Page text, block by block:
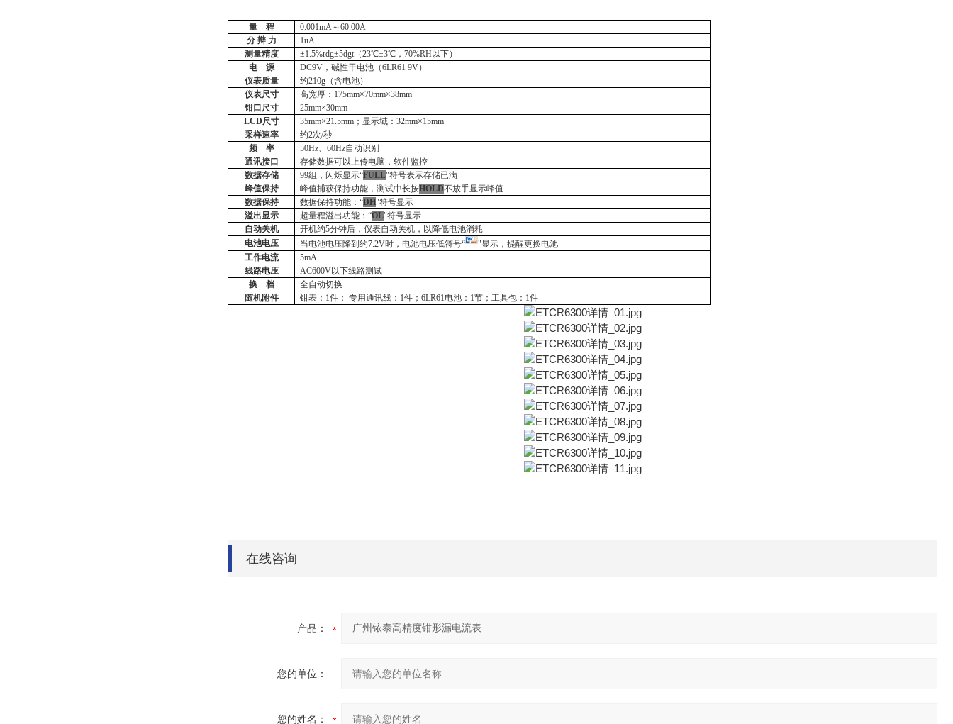
量 程
0.001mA～60.00A
分 辩 力
1uA
测量精度
±1.5%rdg±5dgt（23℃±3℃，70%RH以下）
电
源 DC9V ， 碱性干电池 （6LR61 9V）
仪表质量
约210g（含电池）
仪表尺寸
高宽厚： 175mm×70mm×38mm
钳口尺寸
25mm×30mm
LCD尺寸
35mm×21.5mm；显示域：32mm×15mm
采样速率
约2次/秒
频
率
50Hz、60Hz自动识别
通讯接口
存储数据可以上传电脑，软件监控
数据存储
99组，闪烁显示“FULL"符号表示存储已满
峰值保持
峰值捕获保持功能，测试中长按HOLD不放手显示峰值
数据保持
数据保持功能： “DH"符号显示
溢出显示
超量程溢出功能： “OL"符号显示
自动关机
开机约5分钟后，仪表自动关机，以降低电池消耗
电池电压
当电池电压降到约7.2V时，电池电压低符号“
"显示，提醒更换电池
工作电流
5mA
线路电压
AC600V以下线路测试
换
档
全自动切换
随机附件
钳表： 1件； 专用通讯线： 1件； 6LR61电池：1节 ；工具包： 1件
在线咨询
产品：
您的单位：
您的姓名：